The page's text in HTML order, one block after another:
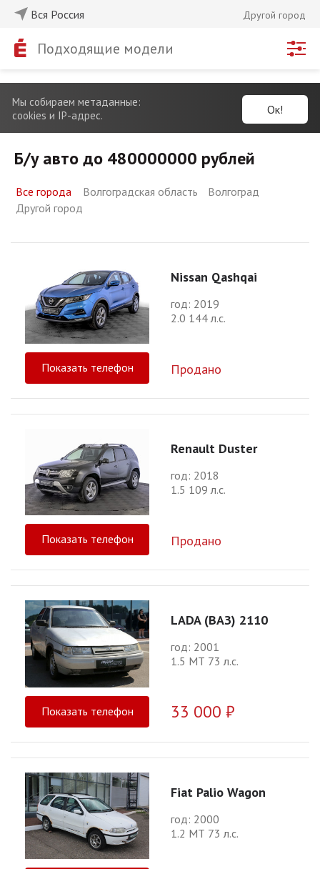
Вся Россия Другой город
Подходящие модели
Мы собираем метаданные:
cookies и IP-адрес.
Ок!
Б/у авто до 480000000 рублей
Все города Волгоградская область
Волгоград
Другой город
Nissan Qashqai
год: 2019
2.0 144 л.с.
Показать телефон Продано
Renault Duster
год: 2018
1.5 109 л.с.
Показать телефон Продано
LADA (ВАЗ) 2110
год: 2001
1.5 МТ 73 л.с.
Показать телефон 33 000 ₽
Fiat Palio Wagon
год: 2000
1.2 МТ 73 л.с.